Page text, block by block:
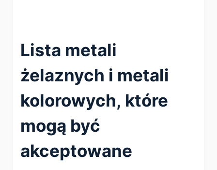
Lista metali
żelaznych i metali
kolorowych, które
mogą być
akceptowane